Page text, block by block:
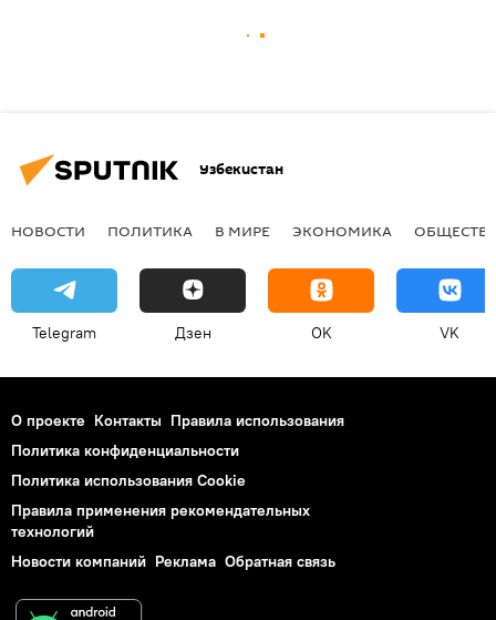
Узбекистан
НОВОСТИ ПОЛИТИКА В МИРЕ ЭКОНОМИКА
Telegram Дзен OK VK
О проекте Контакты Правила использования
Политика конфиденциальности
Политика использования Cookie
Правила применения рекомендательных
технологий
Новости компаний Реклама Обратная связь